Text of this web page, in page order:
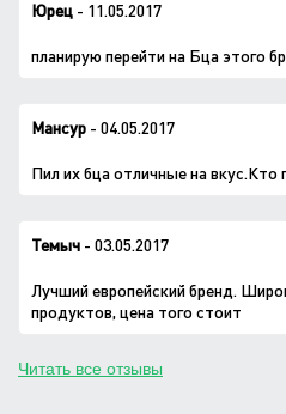
Юрец - 11.05.2017
планирую перейти на Бца этого
Мансур - 04.05.2017
Пил их бца отличные на вкус.Кто
Темыч - 03.05.2017
Лучший европейский бренд.
продуктов, цена того стоит
Читать все отзывы